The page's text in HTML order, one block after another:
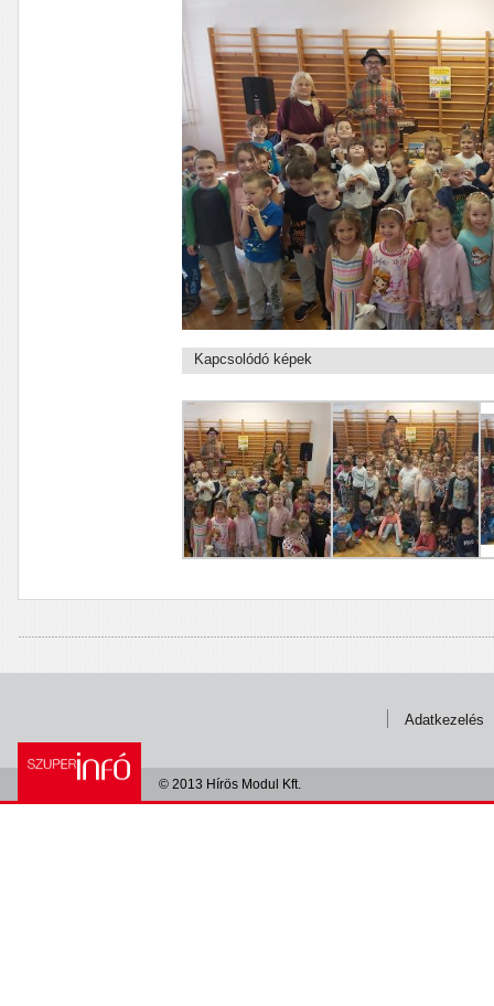
Kapcsolódó képek
Adatkezelés
© 2013 Hírös Modul Kft.